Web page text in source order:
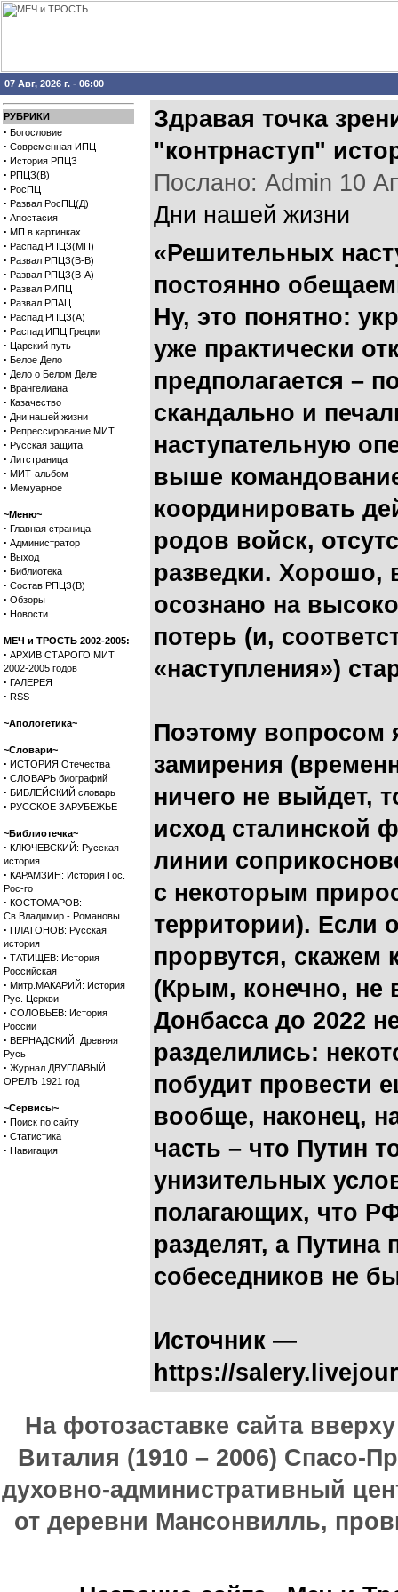
07 Авг, 2026 г. - 06:00
РУБРИКИ
· Богословие
· Современная ИПЦ
· История РПЦЗ
· РПЦЗ(В)
· РосПЦ
· Развал РосПЦ(Д)
· Апостасия
· МП в картинках
· Распад РПЦЗ(МП)
· Развал РПЦЗ(В-В)
· Развал РПЦЗ(В-А)
· Развал РИПЦ
· Развал РПАЦ
· Распад РПЦЗ(А)
· Распад ИПЦ Греции
· Царский путь
· Белое Дело
· Дело о Белом Деле
· Врангелиана
· Казачество
· Дни нашей жизни
· Репрессирование МИТ
· Русская защита
· Литстраница
· МИТ-альбом
· Мемуарное
~Меню~
· Главная страница
· Администратор
· Выход
· Библиотека
· Состав РПЦЗ(В)
· Обзоры
· Новости
МЕЧ и ТРОСТЬ 2002-2005:
· АРХИВ СТАРОГО МИТ
2002-2005 годов
· ГАЛЕРЕЯ
· RSS
~Апологетика~
~Словари~
· ИСТОРИЯ Отечества
· СЛОВАРЬ биографий
· БИБЛЕЙСКИЙ словарь
· РУССКОЕ ЗАРУБЕЖЬЕ
~Библиотечка~
· КЛЮЧЕВСКИЙ: Русская
история
· КАРАМЗИН: История Гос.
Рос-го
· КОСТОМАРОВ:
Св.Владимир - Романовы
· ПЛАТОНОВ: Русская
история
· ТАТИЩЕВ: История
Российская
· Митр.МАКАРИЙ: История
Рус. Церкви
· СОЛОВЬЕВ: История
России
· ВЕРНАДСКИЙ: Древняя
Русь
· Журнал ДВУГЛАВЫЙ
ОРЕЛЪ 1921 год
~Сервисы~
· Поиск по сайту
· Статистика
· Навигация
Здравая точка
"контрнаступ"
Послано: Admin 10
Дни нашей жизни
«Решительных
постоянно
Ну, это понятно:
уже практически
предполагается –
скандально и
наступательную
выше
координировать
родов войск,
разведки. Хорошо,
осознано на
потерь (и,
«наступления»)
Поэтому вопросом
замирения
ничего не выйдет,
исход сталинской
линии
с некоторым
территории). Если
прорвутся, скажем
(Крым, конечно, не
Донбасса до 2022
разделились:
побудит провести
вообще, наконец,
часть – что Путин
унизительных
полагающих, что
разделят, а Путина
собеседников не
Источник —
https://
На фотозаставке сайта
Виталия (1910 – 2006) Спасо-
духовно-административный
от деревни Мансонвилль,